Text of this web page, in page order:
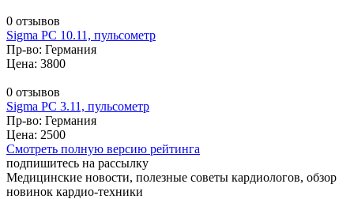
0 отзывов
Sigma PC 10.11, пульсометр
Пр-во: Германия
Цена: 3800
0 отзывов
Sigma PC 3.11, пульсометр
Пр-во: Германия
Цена: 2500
Смотреть полную версию рейтинга
подпишитесь на рассылку
Медицинские новости, полезные советы кардиологов, обзор
новинок кардио-техники